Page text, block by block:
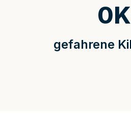
gefahrene
0K